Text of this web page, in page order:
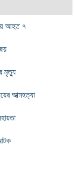
আহত ৭
মৃত্যু
আত্মহত্যা